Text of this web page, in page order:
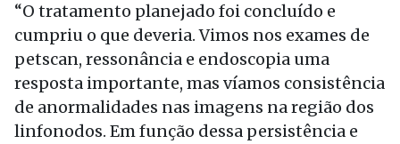
“O tratamento planejado foi concluído e
cumpriu o que deveria. Vimos nos exames de
petscan, ressonância e endoscopia uma
resposta importante, mas víamos consistência
de anormalidades nas imagens na região dos
linfonodos. Em função dessa persistência e